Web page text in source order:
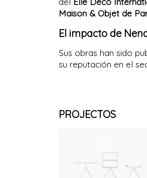
Maison & Objet de
El impacto de
Sus obras han sido
su reputación en el
PROJECTOS